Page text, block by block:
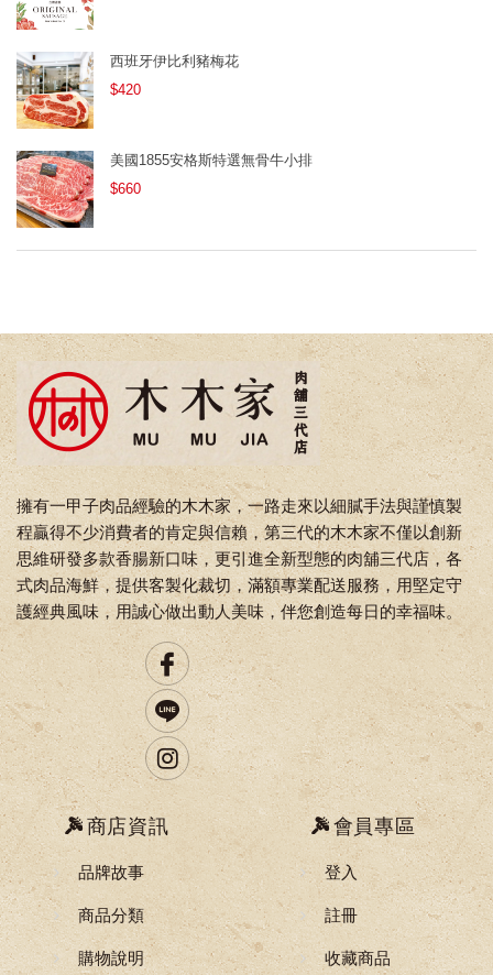
西班牙伊比利豬梅花
$420
美國1855安格斯特選無骨牛小排
$660
擁有一甲子肉品經驗的木木家，一路走來以細膩手法與謹慎製
程贏得不少消費者的肯定與信賴，第三代的木木家不僅以創新
思維研發多款香腸新口味，更引進全新型態的肉舖三代店，各
式肉品海鮮，提供客製化裁切，滿額專業配送服務，用堅定守
護經典風味，用誠心做出動人美味，伴您創造每日的幸福味。
商店資訊
品牌故事
商品分類
購物說明
會員專區
登入
註冊
收藏商品